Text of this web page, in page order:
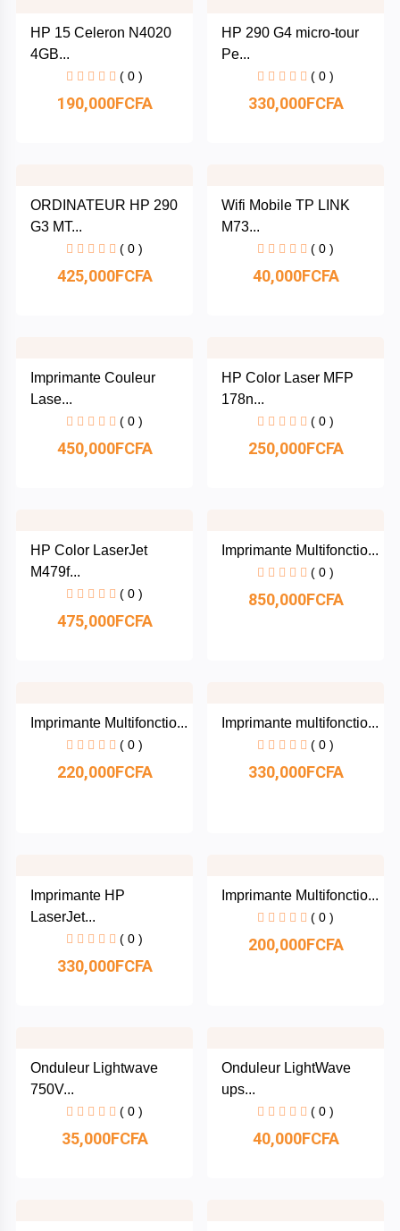
Distribution
Dafani
Epson
Toshiba
Maraphones
Marques+
Supermarché+
Électronique
bébés
Informatique
Homme
HP 15 Celeron N4020
4GB...
( 0 )
190,000FCFA
HP 290 G4 micro-tour
Pe...
( 0 )
330,000FCFA
ORDINATEUR HP 290
G3 MT...
( 0 )
425,000FCFA
Wifi Mobile TP LINK
M73...
( 0 )
40,000FCFA
Imprimante Couleur
Lase...
( 0 )
450,000FCFA
HP Color Laser MFP
178n...
( 0 )
250,000FCFA
HP Color LaserJet
M479f...
( 0 )
475,000FCFA
Imprimante Multifonctio...
( 0 )
850,000FCFA
Imprimante Multifonctio...
( 0 )
220,000FCFA
Imprimante multifonctio...
( 0 )
330,000FCFA
Imprimante HP
LaserJet...
( 0 )
330,000FCFA
Imprimante Multifonctio...
( 0 )
200,000FCFA
Onduleur Lightwave
750V...
( 0 )
35,000FCFA
Onduleur LightWave
ups...
( 0 )
40,000FCFA